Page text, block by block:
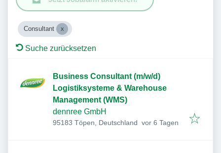
Consultant
Suche zurücksetzen
Business Consultant (m/w/d)
Logistiksysteme & Warehouse
Management (WMS)
dennree GmbH
95183 Töpen, Deutschland Veröffentlicht
vor 6 Tagen